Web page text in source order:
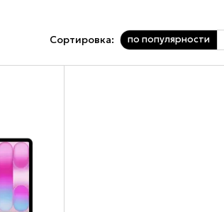
Сортировка: по популярности